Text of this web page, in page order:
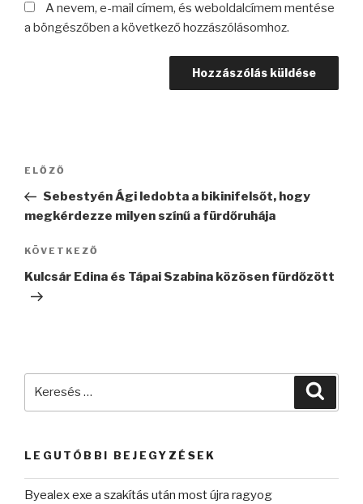
A nevem, e-mail címem, és weboldalcímem mentése
a böngészőben a következő hozzászólásomhoz.
Bejegyzés
Korábbi
bejegyzés
ELŐZŐ
Sebestyén Ági ledobta a bikinifelsőt, hogy
megkérdezze milyen színű a fürdőruhája
Következő
bejegyzés
KÖVETKEZŐ
Kulcsár Edina és Tápai Szabina közösen fürdőzött
LEGUTÓBBI BEJEGYZÉSEK
Byealex exe a szakítás után most újra ragyog